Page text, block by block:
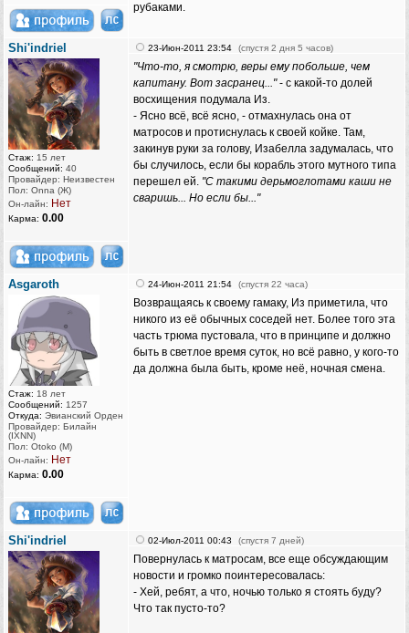
рубаками.
Shi'indriel
Стаж: 15 лет
Сообщений: 40
Провайдер: Неизвестен
Пол: Onna (Ж)
Он-лайн: Нет
Карма: 0.00
23-Июн-2011 23:54 (спустя 2 дня 5 часов)
"Что-то, я смотрю, веры ему побольше, чем
капитану. Вот засранец..."- с какой-то долей
восхищения подумала Из.
- Ясно всё, всё ясно, - отмахнулась она от
матросов и протиснулась к своей койке. Там,
закинув руки за голову, Изабелла задумалась, что
бы случилось, если бы корабль этого мутного типа
перешел ей. "С такими дерьмоглотами каши не
сваришь... Но если бы..."
Asgaroth
Стаж: 18 лет
Сообщений: 1257
Откуда: Эвианский Орден
Провайдер: Билайн
(IXNN)
Пол: Otoko (M)
Он-лайн: Нет
Карма: 0.00
24-Июн-2011 21:54 (спустя 22 часа)
Возвращаясь к своему гамаку, Из приметила, что
никого из её обычных соседей нет. Более того эта
часть трюма пустовала, что в принципе и должно
быть в светлое время суток, но всё равно, у кого-то
да должна была быть, кроме неё, ночная смена.
Shi'indriel 02-Июл-2011 00:43 (спустя 7 дней)
Повернулась к матросам, все еще обсуждающим
новости и громко поинтересовалась:
- Хей, ребят, а что, ночью только я стоять буду?
Что так пусто-то?